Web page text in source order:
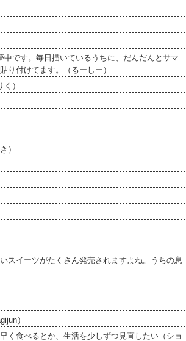
です。毎日描いているうちに、だんだんとサマ
り付けてます。（るーしー）
）
）
スイーツがたくさん発売されますよね。うちの息
）
く食べるとか、生活を少しずつ見直したい（ショ